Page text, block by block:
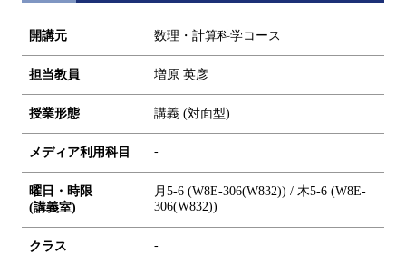
開講元 数理・計算科学コース
担当教員 増原 英彦
授業形態 講義 (対面型)
メディア利用科目 -
曜日・時限
(講義室)
月5-6 (W8E-306(W832)) / 木5-6 (W8E-
306(W832))
クラス -